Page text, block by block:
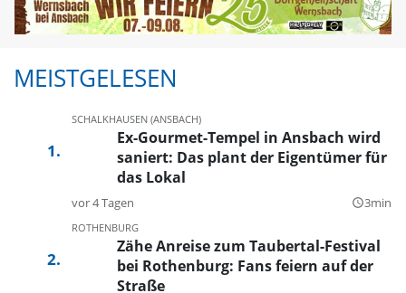
MEISTGELESEN
SCHALKHAUSEN (ANSBACH)
Ex-Gourmet-Tempel in Ansbach wird
saniert: Das plant der Eigentümer für
das Lokal
vor 4 Tagen query_builder3min
ROTHENBURG
Zähe Anreise zum Taubertal-Festival
bei Rothenburg: Fans feiern auf der
Straße